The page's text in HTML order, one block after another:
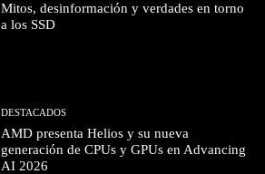
Mitos, desinformación y verdades en torno
a los SSD
DESTACADOS
AMD presenta Helios y su nueva
generación de CPUs y GPUs en Advancing
AI 2026